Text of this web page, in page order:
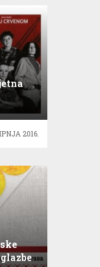
2016.